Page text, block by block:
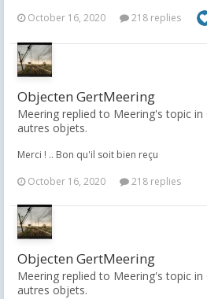
October 16, 2020 218 replies
Objecten GertMeering
Meering replied to Meering's topic in
autres objets.
Merci ! .. Bon qu'il soit bien reçu
October 16, 2020
218 replies
Objecten GertMeering
Meering replied to Meering's topic in
autres objets.